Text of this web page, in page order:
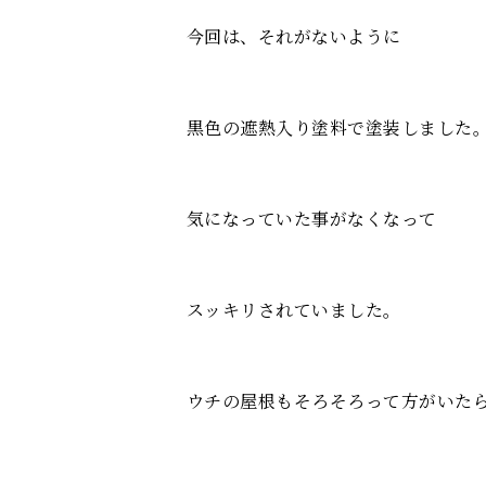
今回は、それがないように
黒色の遮熱入り塗料で塗装しました。
気になっていた事がなくなって
スッキリされていました。
ウチの屋根もそろそろって方がいた